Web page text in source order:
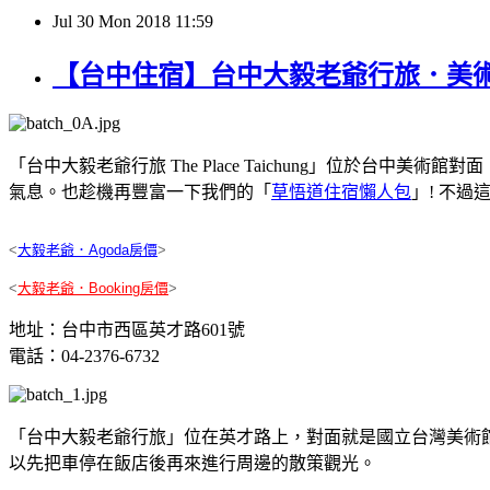
Jul 30 Mon 2018 11:59
【台中住宿】台中大毅老爺行旅．
「台中大毅老爺行旅 The Place Taichung」位於台中美術館
氣息。也趁機再豐富一下我們的「 草悟道住宿懶人包 」! 不過
<大毅老爺．Agoda房價>
<大毅老爺．Booking房價>
地址：台中市西區英才路601號
電話：04-2376-6732
「台中大毅老爺行旅」位在英才路上，對面就是國立台灣美
以先把車停在飯店後再來進行周邊的散策觀光。